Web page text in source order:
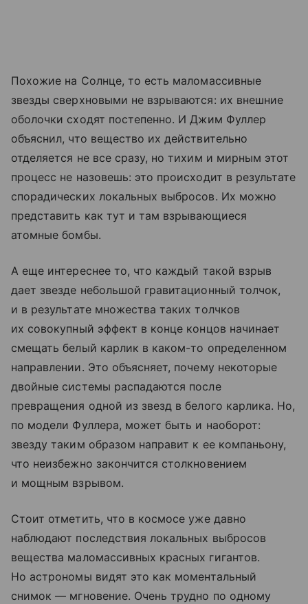
Похожие на Солнце, то есть маломассивные
звезды сверхновыми не взрываются: их внешние
оболочки сходят постепенно. И Джим Фуллер
объяснил, что вещество их действительно
отделяется не все сразу, но тихим и мирным этот
процесс не назовешь: это происходит в результате
спорадических локальных выбросов. Их можно
представить как тут и там взрывающиеся
атомные бомбы.
А еще интереснее то, что каждый такой взрыв
дает звезде небольшой гравитационный толчок,
и в результате множества таких толчков
их совокупный эффект в конце концов начинает
смещать белый карлик в каком-то определенном
направлении. Это объясняет, почему некоторые
двойные системы распадаются после
превращения одной из звезд в белого карлика. Но,
по модели Фуллера, может быть и наоборот:
звезду таким образом направит к ее компаньону,
что неизбежно закончится столкновением
и мощным взрывом.
Стоит отметить, что в космосе уже давно
наблюдают последствия локальных выбросов
вещества маломассивных красных гигантов.
Но астрономы видят это как моментальный
снимок — мгновение. Очень трудно по одному